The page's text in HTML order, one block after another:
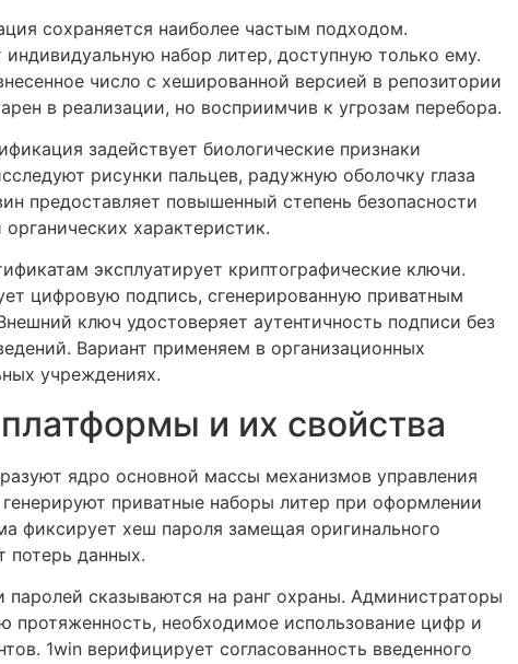
сохраняется наиболее частым подходом.
индивидуальную набор литер, доступную только ему.
число с хешированной версией в репозитории
в реализации, но восприимчив к угрозам перебора.
задействует биологические признаки
рисунки пальцев, радужную оболочку глаза
предоставляет повышенный степень безопасности
характеристик.
эксплуатирует криптографические ключи.
цифровую подпись, сгенерированную приватным
ключ удостоверяет аутентичность подписи без
Вариант применяем в организационных
учреждениях.
и их свойства
ядро основной массы механизмов управления
приватные наборы литер при оформлении
фиксирует хеш пароля замещая оригинального
потерь данных.
паролей сказываются на ранг охраны. Администраторы
протяженность, необходимое использование цифр и
1win верифицирует согласованность введенного